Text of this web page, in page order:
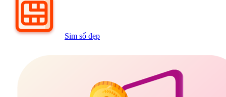
Sim số đẹp